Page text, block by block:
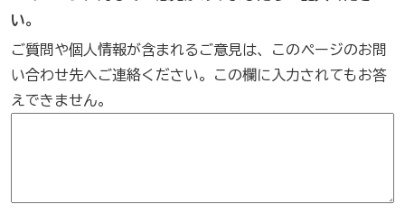
い。
ご質問や個人情報が含まれるご意見は、このページのお問
い合わせ先へご連絡ください。この欄に入力されてもお答
えできません。